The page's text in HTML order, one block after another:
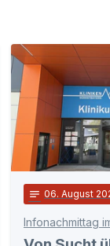
notes 06. August
Infonachmittag